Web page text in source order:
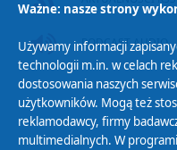
PODCAST AUDIO
Ważne: nasze strony
Używamy informacji
technologii m.in. w celach
dostosowania naszych
użytkowników. Mogą też
reklamodawcy, firmy
multimedialnych. W